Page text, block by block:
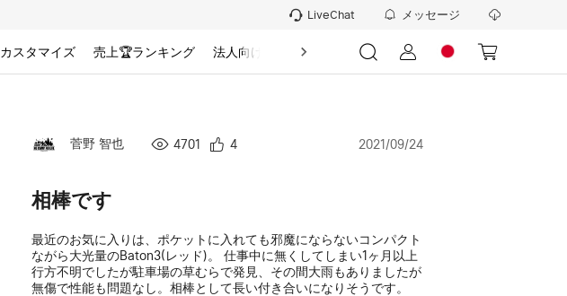
LiveChat メッセージ
カスタマイズ 売上🏆ランキング 法人向け 情報
菅野 智也 4701 4 2021/09/24
相棒です
最近のお気に入りは、ポケットに入れても邪魔にならないコンパクト
ながら大光量のBaton3(レッド)。 仕事中に無くしてしまい1ヶ月以上
行方不明でしたが駐車場の草むらで発見、その間大雨もありましたが
無傷で性能も問題なし。相棒として長い付き合いになりそうです。